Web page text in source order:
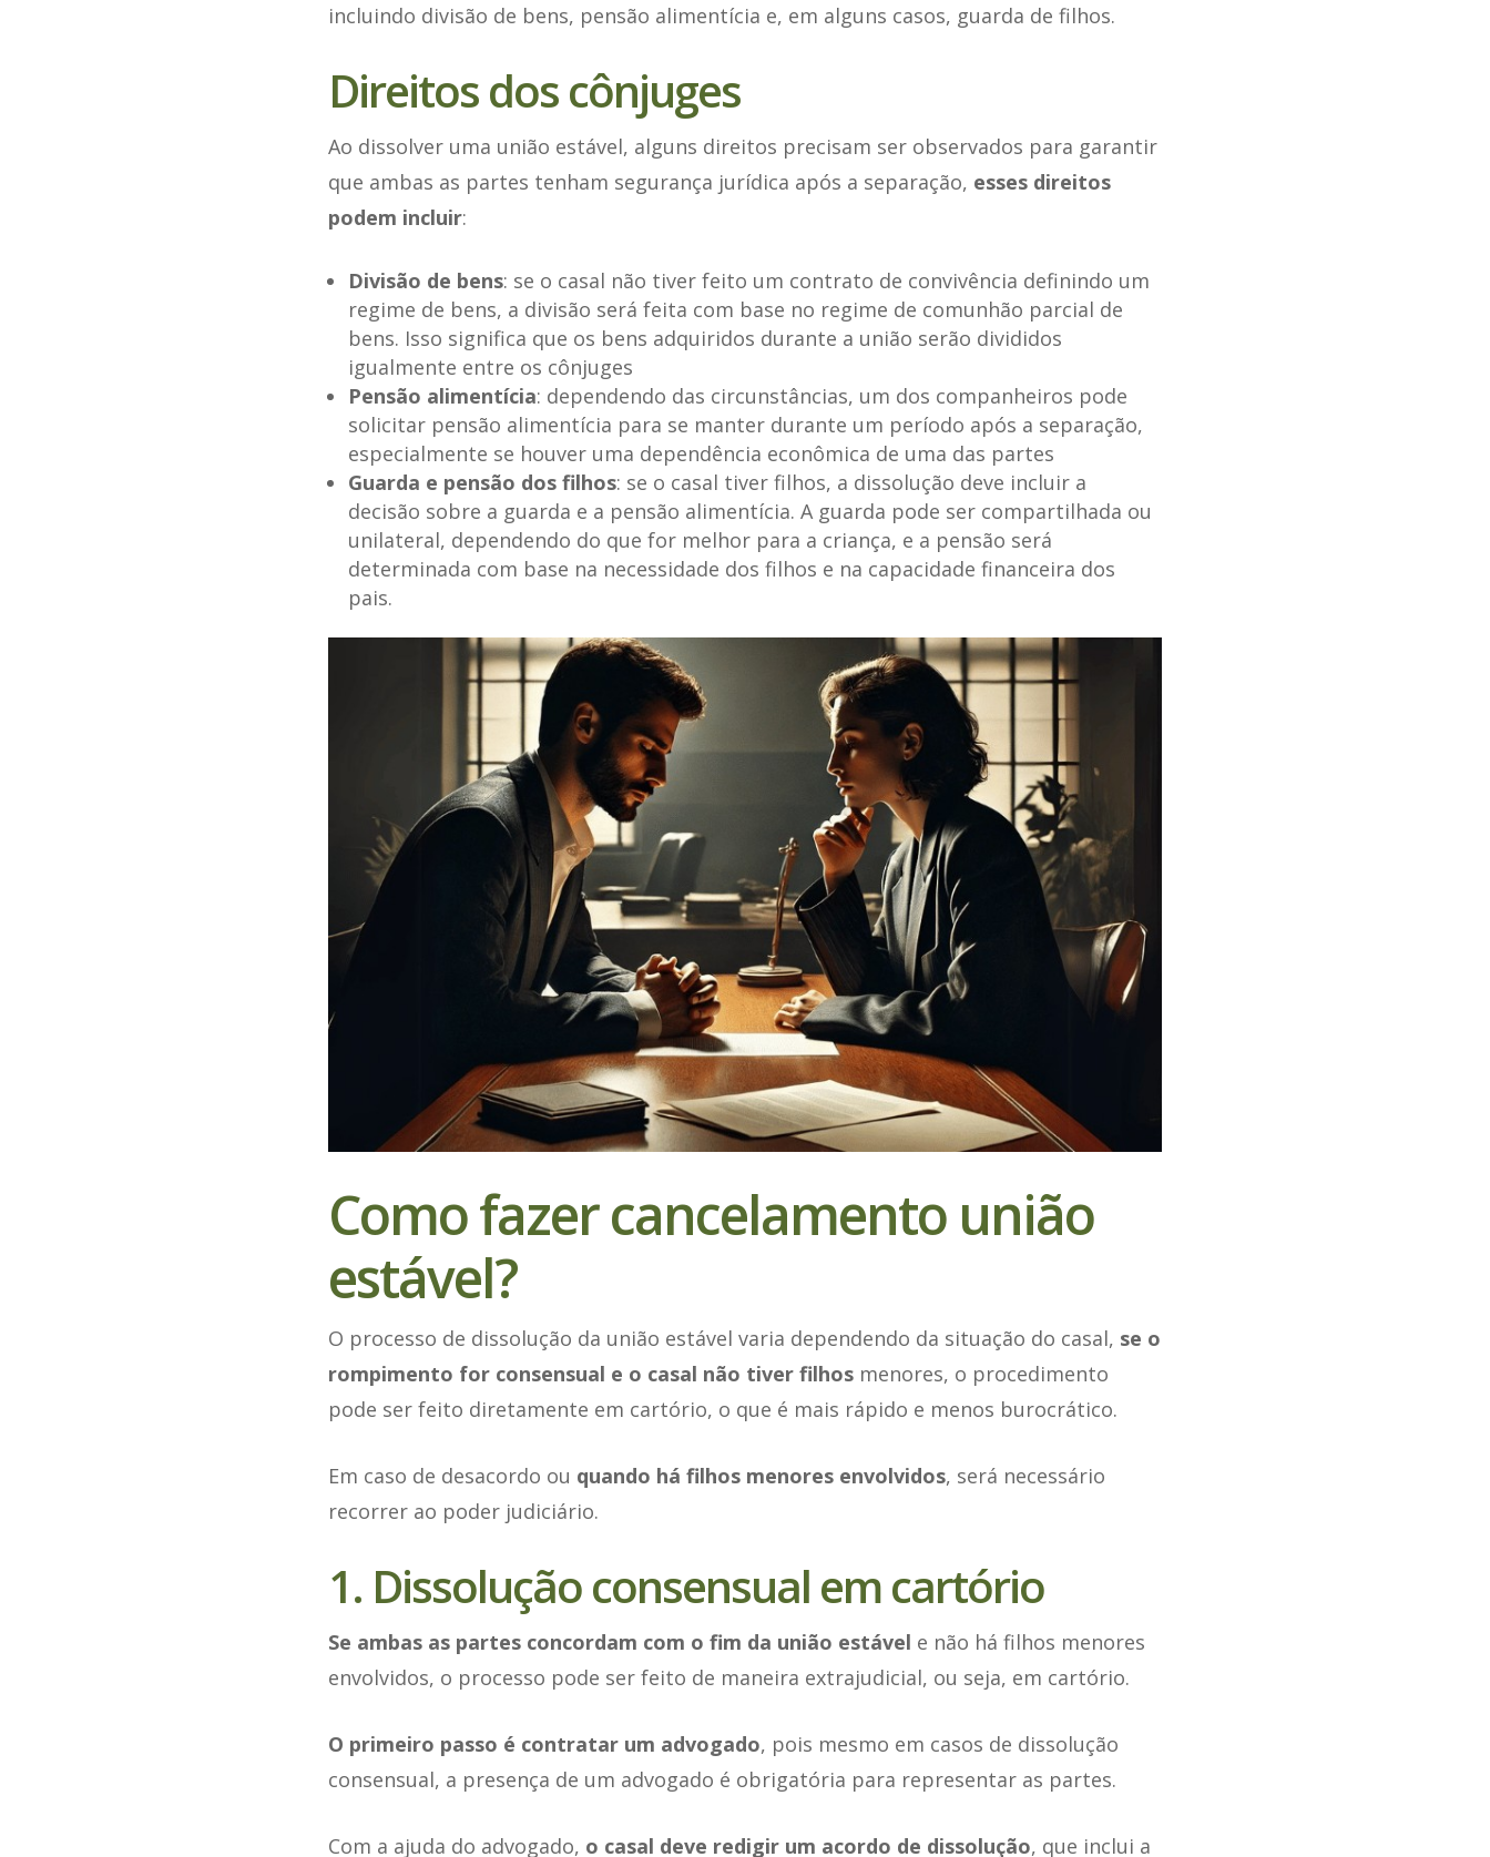
incluindo divisão de bens, pensão alimentícia e, em alguns casos, guarda de filhos.
Direitos dos cônjuges
Ao dissolver uma união estável, alguns direitos precisam ser observados para garantir
que ambas as partes tenham segurança jurídica após a separação, esses direitos
podem incluir:
Divisão de bens: se o casal não tiver feito um contrato de convivência definindo um
regime de bens, a divisão será feita com base no regime de comunhão parcial de
bens. Isso significa que os bens adquiridos durante a união serão divididos
igualmente entre os cônjuges
Pensão alimentícia: dependendo das circunstâncias, um dos companheiros pode
solicitar pensão alimentícia para se manter durante um período após a separação,
especialmente se houver uma dependência econômica de uma das partes
Guarda e pensão dos filhos: se o casal tiver filhos, a dissolução deve incluir a
decisão sobre a guarda e a pensão alimentícia. A guarda pode ser compartilhada ou
unilateral, dependendo do que for melhor para a criança, e a pensão será
determinada com base na necessidade dos filhos e na capacidade financeira dos
pais.
Como fazer cancelamento união
estável?
O processo de dissolução da união estável varia dependendo da situação do casal, se o
rompimento for consensual e o casal não tiver filhosmenores, o procedimento
pode ser feito diretamente em cartório, o que é mais rápido e menos burocrático.
Em caso de desacordo ou quando há filhos menores envolvidos, será necessário
recorrer ao poder judiciário.
1. Dissolução consensual em cartório
Se ambas as partes concordam com o fim da união estável e não há filhos menores
envolvidos, o processo pode ser feito de maneira extrajudicial, ou seja, em cartório.
O primeiro passo é contratar um advogado, pois mesmo em casos de dissolução
consensual, a presença de um advogado é obrigatória para representar as partes.
Com a ajuda do advogado, o casal deve redigir um acordo de dissolução, que inclui a